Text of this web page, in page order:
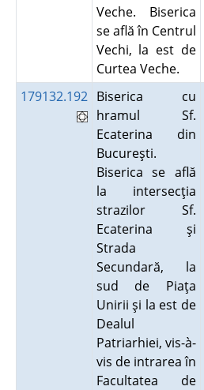
Veche. Biserica
se află în Centrul
Vechi, la est de
Curtea Veche.
179132.192 Biserica cu
hramul Sf.
Ecaterina din
Bucureşti.
Biserica se află
la intersecţia
strazilor Sf.
Ecaterina şi
Strada
Secundară, la
sud de Piaţa
Unirii şi la est de
Dealul
Patriarhiei, vis-à-
vis de intrarea în
Facultatea de